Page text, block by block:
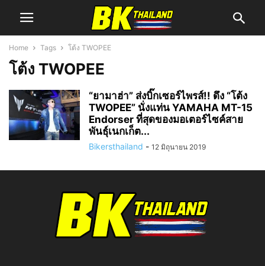
Home Tags โต้ง TWOPEE
โต้ง TWOPEE
“ยามาฮ่า” ส่งบิ๊กเซอร์ไพรส์!! ดึง “โต้ง
TWOPEE” นั่งแท่น YAMAHA MT-15
Endorser ที่สุดของมอเตอร์ไซค์สาย
พันธุ์เนกเก็ต...
Bikersthailand - 12 มิถุนายน 2019